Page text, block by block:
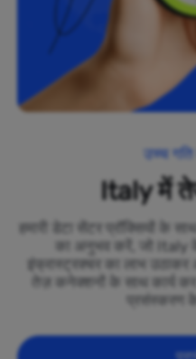
उच्च
Italy में
हमारी डेटा सेंटर प्रॉक्सियों के
का अनुभव करें, जो Italy
इंफ्रास्ट्रक्चर का लाभ
तेज़ कनेक्शनों के साथ कार्य
प्रसंस्करण